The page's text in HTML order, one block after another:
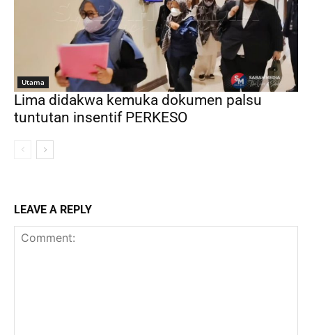
Utama
Lima didakwa kemuka dokumen palsu
tuntutan insentif PERKESO
LEAVE A REPLY